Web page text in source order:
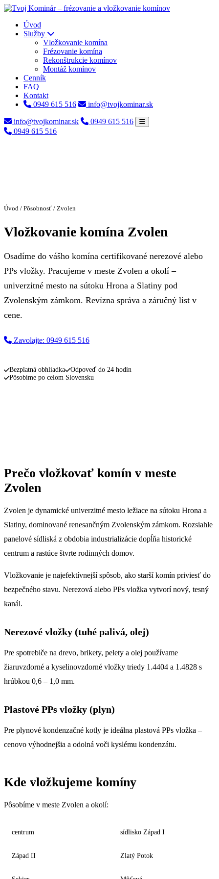
Úvod
Služby
Vložkovanie komína
Frézovanie komína
Rekonštrukcie komínov
Montáž komínov
Cenník
FAQ
Kontakt
0949 615 516
info@tvojkominar.sk
info@tvojkominar.sk
0949 615 516
0949 615 516
Úvod / Pôsobnosť / Zvolen
Vložkovanie komína Zvolen
Osadíme do vášho komína certifikované nerezové alebo
PPs vložky. Pracujeme v meste Zvolen a okolí –
univerzitné mesto na sútoku Hrona a Slatiny pod
Zvolenským zámkom. Revízna správa a záručný list v
cene.
Zavolajte: 0949 615 516
Bezplatná obhliadka
Odpoveď do 24 hodín
Pôsobíme po celom Slovensku
Prečo vložkovať komín v meste
Zvolen
Zvolen je dynamické univerzitné mesto ležiace na sútoku Hrona a
Slatiny, dominované renesančným Zvolenským zámkom. Rozsiahle
panelové sídliská z obdobia industrializácie dopĺňa historické
centrum a rastúce štvrte rodinných domov.
Vložkovanie je najefektívnejší spôsob, ako starší komín priviesť do
bezpečného stavu. Nerezová alebo PPs vložka vytvorí nový, tesný
kanál.
Nerezové vložky (tuhé palivá, olej)
Pre spotrebiče na drevo, brikety, pelety a olej používame
žiaruvzdorné a kyselinovzdorné vložky triedy 1.4404 a 1.4828 s
hrúbkou 0,6 – 1,0 mm.
Plastové PPs vložky (plyn)
Pre plynové kondenzačné kotly je ideálna plastová PPs vložka –
cenovo výhodnejšia a odolná voči kyslému kondenzátu.
Kde vložkujeme komíny
Pôsobíme v meste Zvolen a okolí:
centrum sídlisko Západ I
Západ II Zlatý Potok